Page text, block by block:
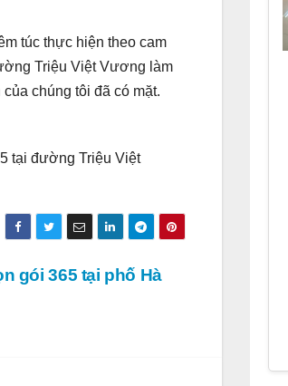
túc thực hiện theo cam
Triệu Việt Vương làm
chúng tôi đã có mặt.
tại đường Triệu Việt
gói 365 tại phố Hà